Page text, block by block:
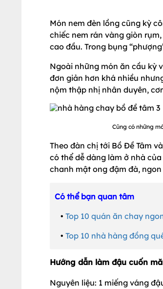
Món nem đèn lồng cũng kỳ
chiếc nem rán vàng giòn
cao đầu. Trong bụng
Ngoài những món ăn cầu kỳ
đơn giản hơn khá nhiều
nộm thập nhị nhân duyên,
Cũng có những
Theo đàn chị tới Bồ Đề Tâm
có thể dễ dàng làm ở nhà
chanh mật ong đậm đà,
Có thể bạn quan tâm
• Top 10 quán ăn chay
• Top 10 nhà hàng đồng
Hướng dẫn làm đậu cuốn
Nguyên liệu: 1 miếng váng